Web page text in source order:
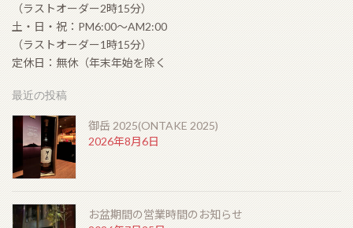
（ラストオーダー2時15分）
土・日・祝：PM6:00〜AM2:00
（ラストオーダー1時15分）
定休日：無休（年末年始を除く
最近の投稿
御岳 2025(ONTAKE 2025)
2026年8月6日
お盆期間の営業時間のお知らせ